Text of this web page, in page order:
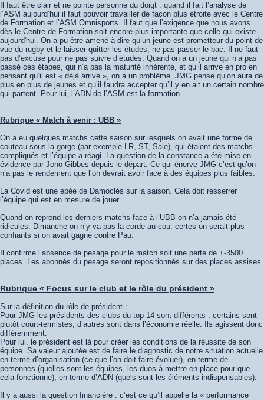
Il faut être clair et ne pointe personne du doigt : quand il fait l’analyse de
l’ASM aujourd’hui il faut pouvoir travailler de façon plus étroite avec le Centre
de Formation et l’ASM Omnisports. Il faut que l’exigence que nous avons
dès le Centre de Formation soit encore plus importante que celle qui existe
aujourd'hui. On a pu être amené à dire qu’un jeune est prometteur du point de
vue du rugby et le laisser quitter les études, ne pas passer le bac. Il ne faut
pas d’excuse pour ne pas suivre d’études. Quand on a un jeune qui n’a pas
passé ces étapes, qui n’a pas la maturité inhérente, et qu’il arrive en pro en
pensant qu’il est « déjà arrivé », on a un problème. JMG pense qu’on aura de
plus en plus de jeunes et qu’il faudra accepter qu’il y en ait un certain nombre
qui partent. Pour lui, l’ADN de l’ASM est la formation.
Rubrique « Match à venir : UBB »
On a eu quelques matchs cette saison sur lesquels on avait une forme de
couteau sous la gorge (par exemple LR, ST, Sale), qui étaient des matchs
compliqués et l’équipe a réagi. La question de la constance a été mise en
évidence par Jono Gibbes depuis le départ. Ce qui énerve JMG c’est qu’on
n’a pas le rendement que l’on devrait avoir face à des équipes plus faibles.
La Covid est une épée de Damoclès sur la saison. Cela doit resserrer
l’équipe qui est en mesure de jouer.
Quand on reprend les derniers matchs face à l’UBB on n’a jamais été
ridicules. Dimanche on n’y va pas la corde au cou, certes on serait plus
confiants si on avait gagné contre Pau.
Il confirme l’absence de pesage pour le match soit une perte de +-3500
places. Les abonnés du pesage seront repositionnés sur des places assises.
Rubrique « Focus sur le club et le rôle du président »
Sur la définition du rôle de président :
Pour JMG les présidents des clubs du top 14 sont différents : certains sont
plutôt court-termistes, d’autres sont dans l’économie réelle. Ils agissent donc
différemment.
Pour lui, le président est là pour créer les conditions de la réussite de son
équipe. Sa valeur ajoutée est de faire le diagnostic de notre situation actuelle
en terme d’organisation (ce que l’on doit faire évoluer), en terme de
personnes (quelles sont les équipes, les duos à mettre en place pour que
cela fonctionne), en terme d’ADN (quels sont les éléments indispensables).
Il y a aussi la question financière : c’est ce qu’il appelle la « performance